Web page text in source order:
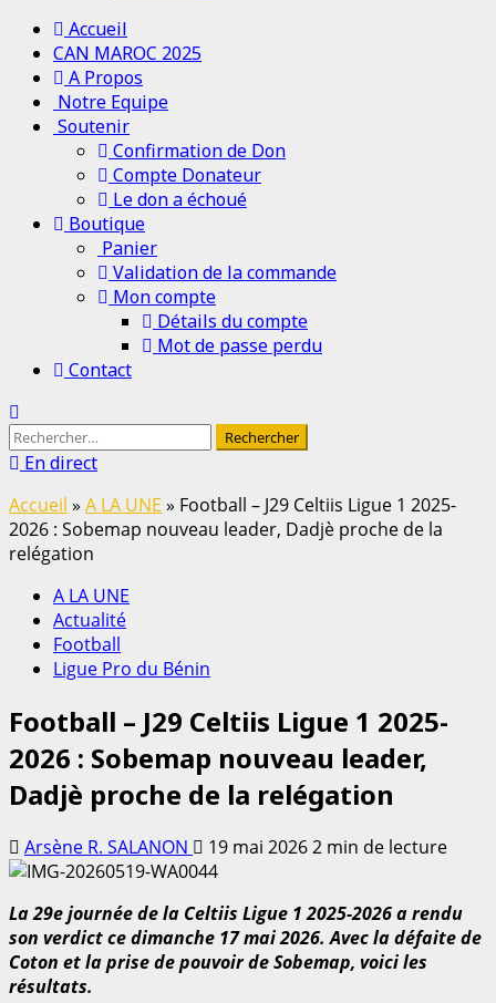
Menu
principal
Accueil
CAN MAROC 2025
A Propos
Notre Equipe
Soutenir
Confirmation de Don
Compte Donateur
Le don a échoué
Boutique
Panier
Validation de la commande
Mon compte
Détails du compte
Mot de passe perdu
Contact
Rechercher :
En direct
Accueil » A LA UNE » Football – J29 Celtiis Ligue 1 2025-
2026 : Sobemap nouveau leader, Dadjè proche de la
relégation
A LA UNE
Actualité
Football
Ligue Pro du Bénin
Football – J29 Celtiis Ligue 1 2025-
2026 : Sobemap nouveau leader,
Dadjè proche de la relégation
Arsène R. SALANON 19 mai 20262 min de lecture
La 29e journée de la Celtiis Ligue 1 2025-2026 a rendu
son verdict ce dimanche 17 mai 2026. Avec la défaite de
Coton et la prise de pouvoir de Sobemap, voici les
résultats.